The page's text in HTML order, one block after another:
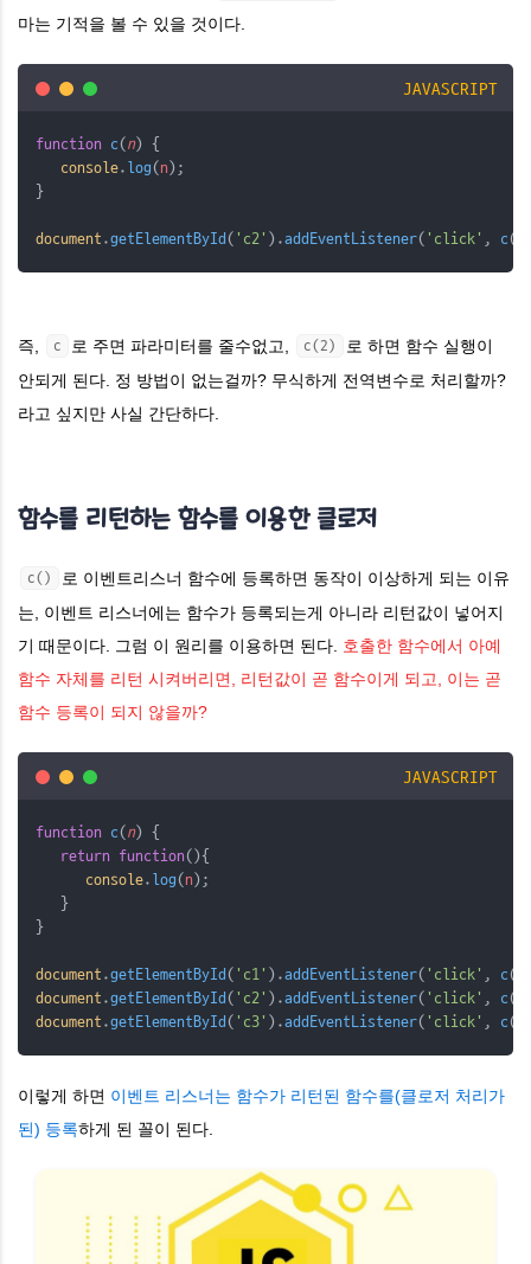
마는 기적을 볼 수 있을 것이다.
JAVASCRIPT
function c( n) {
console. log( n );
}
document .getElementById ( 'c2' ).addEventListener( 'click' , c(
즉, c 로 주면 파라미터를 줄수없고, c(2)
로 하면 함수 실행이
안되게 된다. 정 방법이 없는걸까? 무식하게 전역변수로 처리할까?
라고 싶지만 사실 간단하다.
함수를 리턴하는 함수를 이용한 클로저
​c()
로 이벤트리스너 함수에 등록하면 동작이 이상하게 되는 이유
는, 이벤트 리스너에는 함수가 등록되는게 아니라 리턴값이 넣어지
기 때문이다. 그럼 이 원리를 이용하면 된다. 호출한 함수에서 아예
함수 자체를 리턴 시켜버리면, 리턴값이 곧 함수이게 되고, 이는 곧
함수 등록이 되지 않을까?
JAVASCRIPT
function c( n) {
return function(){
console. log( n );
   }
}
document .getElementById ( 'c1' ).addEventListener( 'click' , c(
document .getElementById ( 'c2' ).addEventListener( 'click' , c(
document .getElementById ( 'c3' ).addEventListener( 'click' , c(
이렇게 하면 이벤트 리스너는 함수가 리턴된 함수를(클로저 처리가
된) 등록하게 된 꼴이 된다.